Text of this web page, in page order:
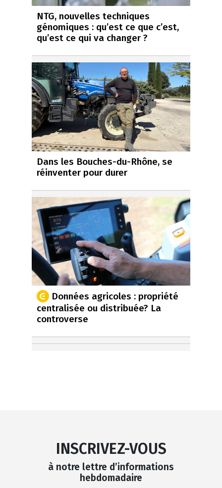
NTG, nouvelles techniques
génomiques : qu’est ce que c’est,
qu’est ce qui va changer ?
Dans les Bouches-du-Rhône, se
réinventer pour durer
Données agricoles : propriété
centralisée ou distribuée? La
controverse
INSCRIVEZ-VOUS
à notre lettre d’informations
hebdomadaire